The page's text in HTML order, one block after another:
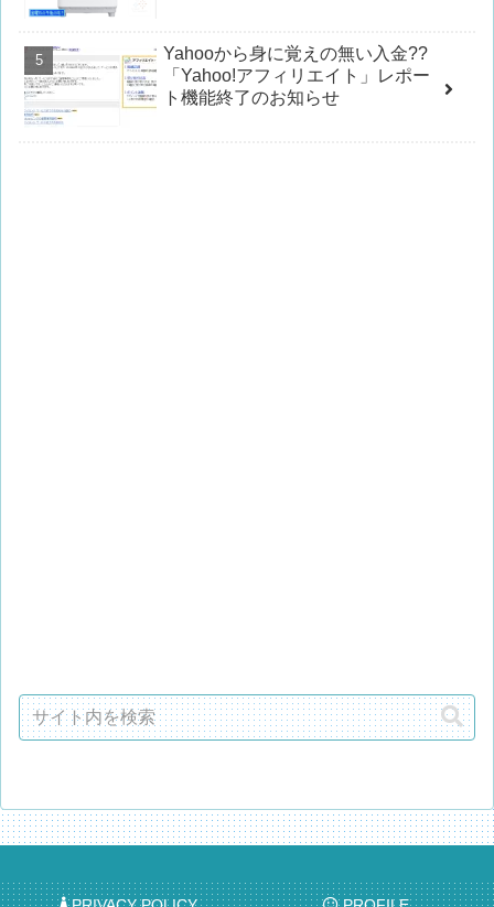
Yahooから身に覚えの無い入金??
「Yahoo!アフィリエイト」レポー
ト機能終了のお知らせ